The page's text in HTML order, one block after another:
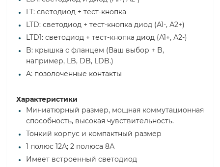
LT: светодиод + тест-кнопка
LTD: светодиод + тест-кнопка диод (А1-, А2+)
LTD1: светодиод + тест-кнопка диод (А1+, А2-)
B: крышка с фланцем (Ваш выбор + B,
например, LB, DB, LDB.)
A: позолоченные контакты
Характеристики
Миниатюрный размер, мощная коммутационная
способность, высокая чувствительность.
Тонкий корпус и компактный размер
1 полюс 12А; 2 полюса 8А
Имеет встроенный светодиод